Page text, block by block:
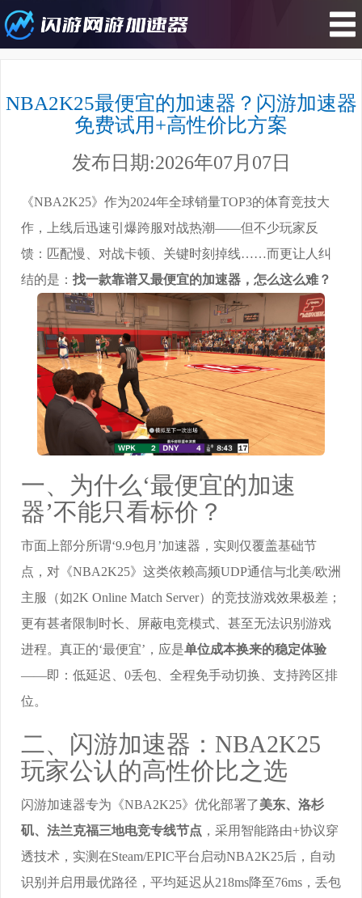
最便宜的加速器？闪游加速器免费试
用+高性价比方案
NBA2K25最便宜的加速器？闪游加速器
免费试用+高性价比方案
发布日期:2026年07月07日
《NBA2K25》作为2024年全球销量TOP3的体育竞技大
作，上线后迅速引爆跨服对战热潮——但不少玩家反
馈：匹配慢、对战卡顿、关键时刻掉线……而更让人纠
结的是： 找一款靠谱又最便宜的加速器，怎么这么难？
一、为什么‘最便宜的加速
器’不能只看标价？
市面上部分所谓‘9.9包月’加速器，实则仅覆盖基础节
点，对《NBA2K25》这类依赖高频UDP通信与北美/欧洲
主服（如2K Online Match Server）的竞技游戏效果极差；
更有甚者限制时长、屏蔽电竞模式、甚至无法识别游戏
进程。真正的‘最便宜’，应是单位成本换来的稳定体验
——即：低延迟、0丢包、全程免手动切换、支持跨区排
位。
二、闪游加速器：NBA2K25
玩家公认的高性价比之选
闪游加速器专为《NBA2K25》优化部署了美东、洛杉
矶、法兰克福三地电竞专线节点 ，采用智能路由+协议穿
透技术，实测在Steam/EPIC平台启动NBA2K25后，自动
识别并启用最优路径，平均延迟从218ms降至76ms，丢包